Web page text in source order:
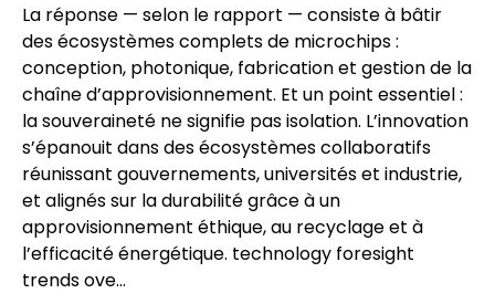
La réponse — selon le rapport — consiste à bâtir
des écosystèmes complets de microchips :
conception, photonique, fabrication et gestion de la
chaîne d’approvisionnement. Et un point essentiel :
la souveraineté ne signifie pas isolation. L’innovation
s’épanouit dans des écosystèmes collaboratifs
réunissant gouvernements, universités et industrie,
et alignés sur la durabilité grâce à un
approvisionnement éthique, au recyclage et à
l’efficacité énergétique. technology foresight
trends ove…